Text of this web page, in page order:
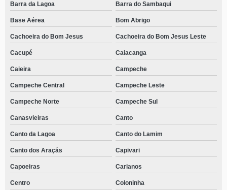
Barra da Lagoa Barra do Sambaqui
Base Aérea Bom Abrigo
Cachoeira do Bom Jesus Cachoeira do Bom Jesus Leste
Cacupé Caiacanga
Caieira Campeche
Campeche Central Campeche Leste
Campeche Norte Campeche Sul
Canasvieiras Canto
Canto da Lagoa Canto do Lamim
Canto dos Araçás Capivari
Capoeiras Carianos
Centro Coloninha